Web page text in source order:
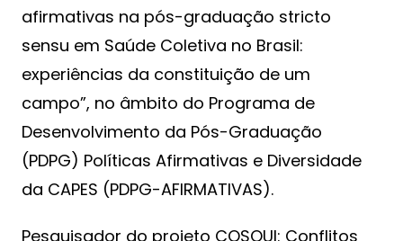
afirmativas na pós-graduação stricto
sensu em Saúde Coletiva no Brasil:
experiências da constituição de um
campo”, no âmbito do Programa de
Desenvolvimento da Pós-Graduação
(PDPG) Políticas Afirmativas e Diversidade
da CAPES (PDPG-AFIRMATIVAS).
Pesquisador do projeto COSQUI: Conflitos